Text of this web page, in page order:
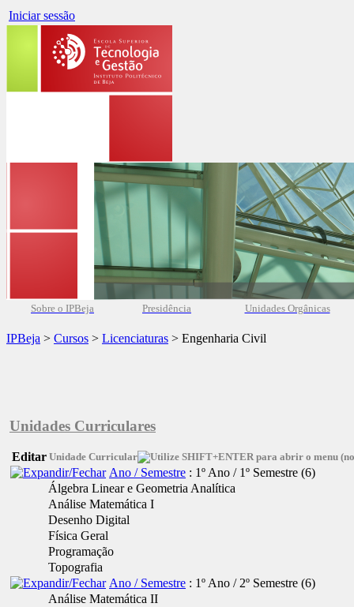
Iniciar sessão
Sobre o IPBeja Presidência Unidades Orgânicas
IPBeja > Cursos > Licenciaturas > Engenharia Civil
Unidades Curriculares
Editar Unidade Curricular
Ano / Semestre : 1º Ano / 1º Semestre ‎(6)
Álgebra Linear e Geometria Analítica
Análise Matemática I
Desenho Digital
Física Geral
Programação
Topografia
Ano / Semestre : 1º Ano / 2º Semestre ‎(6)
Análise Matemática II